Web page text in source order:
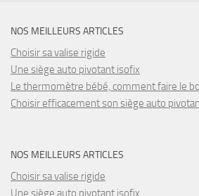
NOS MEILLEURS ARTICLES
Choisir sa valise rigide
Une siège auto pivotant isofix
Le thermomètre bébé, comment faire le
Choisir efficacement son siège auto
NOS MEILLEURS ARTICLES
Choisir sa valise rigide
Une siège auto pivotant isofix